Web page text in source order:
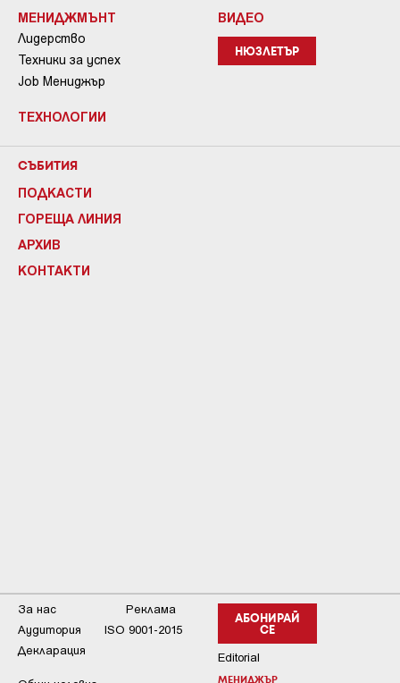
МЕНИДЖМЪНТ
Лидерство
Техники за успех
Job Мениджър
ТЕХНОЛОГИИ
ВИДЕО
НЮЗЛЕТЪР
СЪБИТИЯ
ПОДКАСТИ
ГОРЕЩА ЛИНИЯ
АРХИВ
КОНТАКТИ
АБОНИРАЙ
СЕ
Editorial
МЕНИДЖЪР
За нас
Реклама
Аудитория
ISO 9001-2015
Декларация